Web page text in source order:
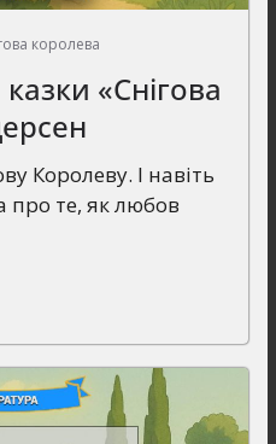
королева
«Снігова
Королеву. І навіть
про те, як любов